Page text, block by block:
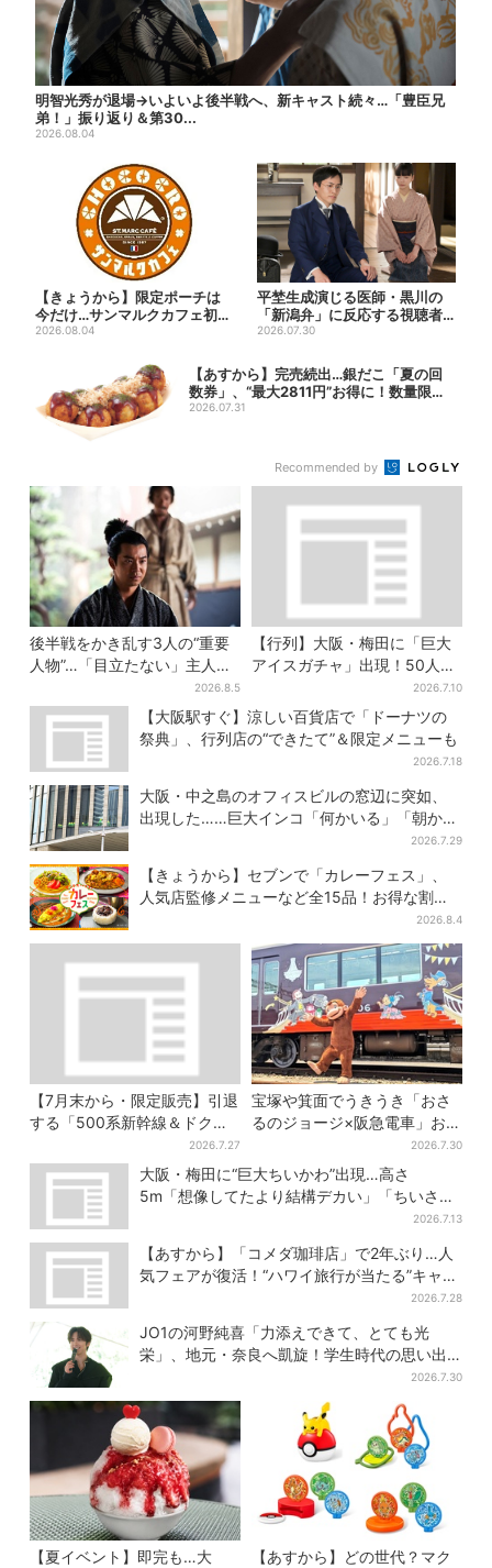
明智光秀が退場→いよいよ後半戦へ、新キャスト続々…「豊臣兄
弟！」振り返り＆第30...
2026.08.04
【きょうから】限定ポーチは
今だけ…サンマルクカフェ初の
「夏福袋」、実質無料でレア...
2026.08.04
平埜生成演じる医師・黒川の
「新潟弁」に反応する視聴者
続出「グッときた」
2026.07.30
【あすから】完売続出…銀だこ「夏の回
数券」、“最大2811円”お得に！数量限定
で
2026.07.31
Recommended by
後半戦をかき乱す3人の“重要
人物”…「目立たない」主人
公・仲野太賀も、モブキャラ
→覚醒へ【豊臣兄弟】
2026.8.5
【行列】大阪・梅田に「巨大
アイスガチャ」出現！50人以
上が列…初日は即終了、残る
開催日は？
2026.7.10
【大阪駅すぐ】涼しい百貨店で「ドーナツの
祭典」、行列店の“できたて”＆限定メニューも
2026.7.18
大阪・中之島のオフィスビルの窓辺に突如、
出現した……巨大インコ「何かいる」「朝から
2026.7.29
【きょうから】セブンで「カレーフェス」、
人気店監修メニューなど全15品！お得な割引
2026.8.4
【7月末から・限定販売】引退
する「500系新幹線＆ドクタ
ーイエロー」×人気ドーナツ店
がコラボ、手土産の切り札に
2026.7.27
宝塚や箕面でうきうき「おさ
るのジョージ×阪急電車」お披
露目！マルーンの制服で神
戸・宝塚・京都各線に添乗
2026.7.30
大阪・梅田に“巨大ちいかわ”出現…高さ
5m「想像してたより結構デカい」「ちいさ…
2026.7.13
【あすから】「コメダ珈琲店」で2年ぶり…人
気フェアが復活！“ハワイ旅行が当たる”キャン
2026.7.28
JO1の河野純喜「力添えできて、とても光
栄」、地元・奈良へ凱旋！学生時代の思い出
2026.7.30
【夏イベント】即完も…大
【あすから】どの世代？マク